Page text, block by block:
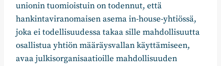
unionin tuomioistuin on todennut, että
hankintaviranomaisen asema in-house-yhtiössä,
joka ei todellisuudessa takaa sille mahdollisuutta
osallistua yhtiön määräysvallan käyttämiseen,
avaa julkisorganisaatioille mahdollisuuden